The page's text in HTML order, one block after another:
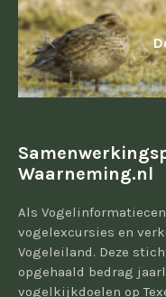
Waarneming.nl
Als
vogelexcursies en
Vogeleiland. Deze
opgehaald bedrag
vogelkijkdoelen op